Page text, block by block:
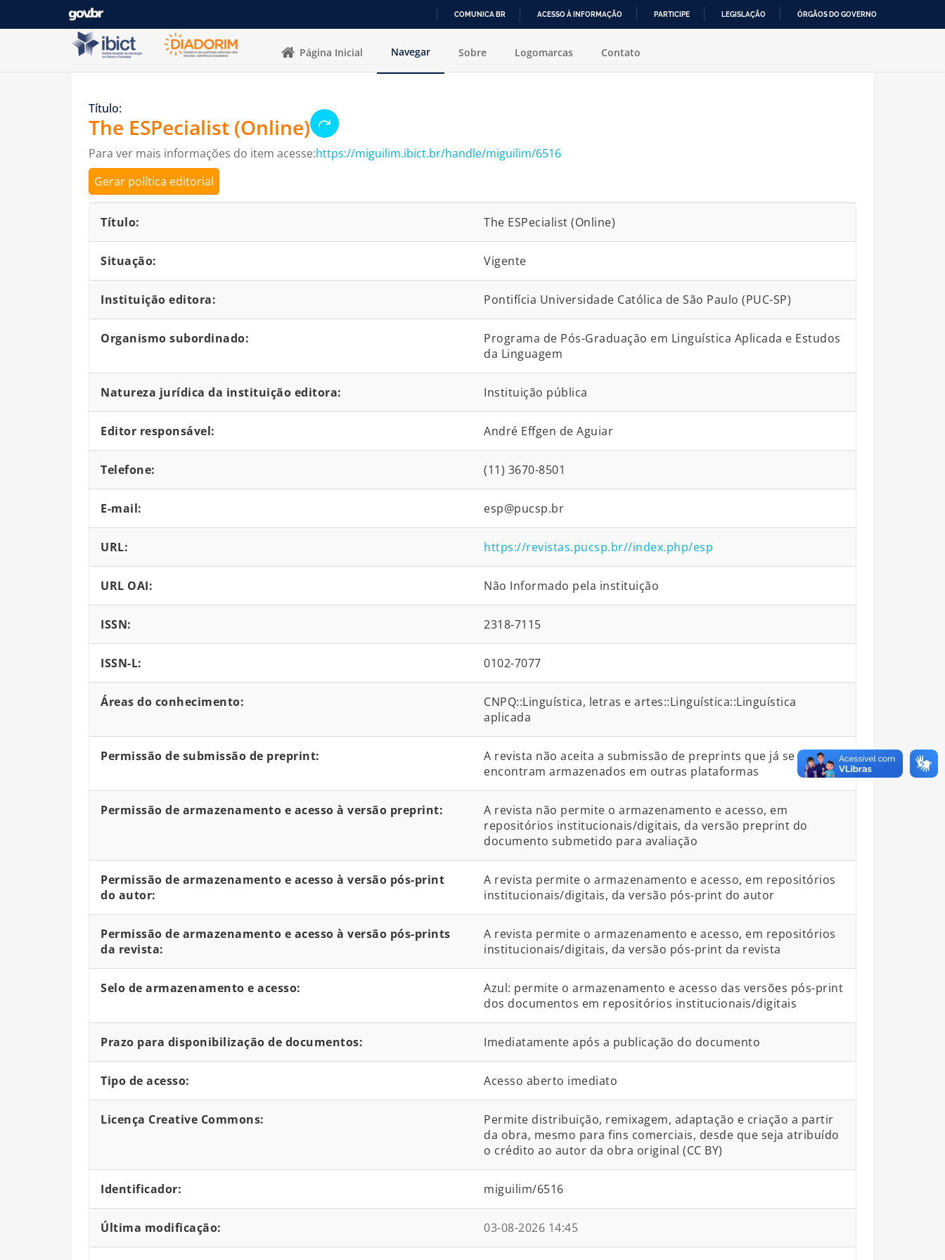
COMUNICA BR ACESSO À INFORMAÇÃO PARTICIPE LEGISLAÇÃO ÓRGÃOS DO GOVERNO
Pular para o conteúdo
Página Inicial
Navegar Sobre Logomarcas Contato
Título:
The ESPecialist (Online)
Para ver mais informações do item acesse:https://miguilim.ibict.br/handle/miguilim/6516
Gerar política editorial
Título: The ESPecialist (Online)
Situação: Vigente
Instituição editora: Pontifícia Universidade Católica de São Paulo (PUC-SP)
Organismo subordinado:
Programa de Pós-Graduação em Linguística Aplicada e Estudos
da Linguagem
Natureza jurídica da instituição editora: Instituição pública
Editor responsável: André Effgen de Aguiar
Telefone: (11) 3670-8501
E-mail: esp@pucsp.br
URL: https://revistas.pucsp.br//index.php/esp
URL OAI: Não Informado pela instituição
ISSN: 2318-7115
ISSN-L: 0102-7077
Áreas do conhecimento:
CNPQ::Linguística, letras e artes::Linguística::Linguística
aplicada
Permissão de submissão de preprint:
A revista não aceita a submissão de preprints que já se
encontram armazenados em outras plataformas
Permissão de armazenamento e acesso à versão preprint:
A revista não permite o armazenamento e acesso, em
repositórios institucionais/digitais, da versão preprint do
documento submetido para avaliação
Permissão de armazenamento e acesso à versão pós-print
do autor:
A revista permite o armazenamento e acesso, em repositórios
institucionais/digitais, da versão pós-print do autor
Permissão de armazenamento e acesso à versão pós-prints
da revista:
A revista permite o armazenamento e acesso, em repositórios
institucionais/digitais, da versão pós-print da revista
Selo de armazenamento e acesso:
Azul: permite o armazenamento e acesso das versões pós-print
dos documentos em repositórios institucionais/digitais
Prazo para disponibilização de documentos: Imediatamente após a publicação do documento
Tipo de acesso: Acesso aberto imediato
Licença Creative Commons:
Permite distribuição, remixagem, adaptação e criação a partir
da obra, mesmo para fins comerciais, desde que seja atribuído
o crédito ao autor da obra original (CC BY)
Identificador: miguilim/6516
Última modificação: 03-08-2026 14:45